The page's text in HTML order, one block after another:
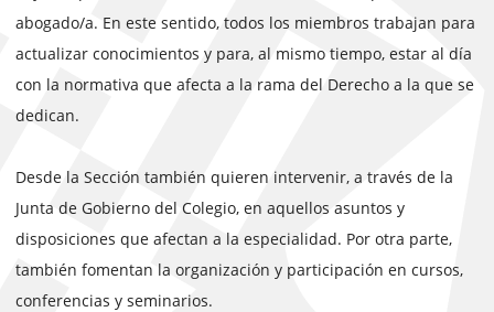
abogado/a. En este sentido, todos los miembros trabajan para
actualizar conocimientos y para, al mismo tiempo, estar al día
con la normativa que afecta a la rama del Derecho a la que se
dedican.
Desde la Sección también quieren intervenir, a través de la
Junta de Gobierno del Colegio, en aquellos asuntos y
disposiciones que afectan a la especialidad. Por otra parte,
también fomentan la organización y participación en cursos,
conferencias y seminarios.